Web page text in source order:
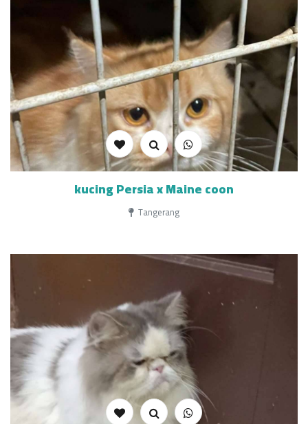
kucing Persia x Maine coon
Tangerang